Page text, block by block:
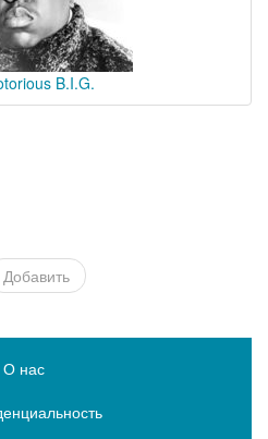
B.I.G.
Добавить
О нас